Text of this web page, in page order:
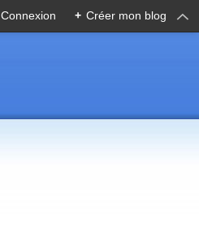
Connexion + Créer mon blog